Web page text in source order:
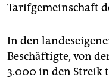
Tarifgemeinschaft
In den
Beschäftigte, von
3.000 in den Streik